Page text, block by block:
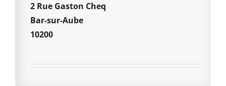
2 Rue Gaston Cheq
Bar-sur-Aube
10200